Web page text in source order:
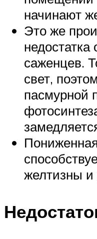
начинают
Это же
саженцев.
свет,
пасмурной
желтизны и